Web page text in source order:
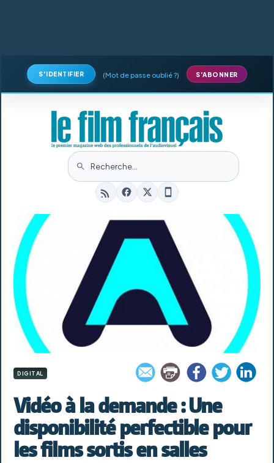
S'IDENTIFIER (Mot de passe oublié ?) S'ABONNER
DIGITAL
Vidéo à la demande : Une
disponibilité perfectible pour
les films sortis en salles